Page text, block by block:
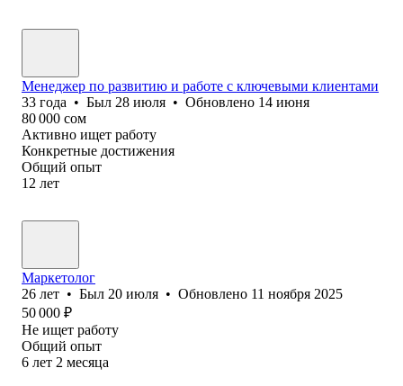
Менеджер по развитию и работе с ключевыми клиентами
33 года • Был 28 июля • Обновлено 14 июня
80 000 сом
Активно ищет работу
Конкретные достижения
Общий опыт
12 лет
Маркетолог
26 лет • Был 20 июля • Обновлено 11 ноября 2025
50 000 ₽
Не ищет работу
Общий опыт
6 лет 2 месяца